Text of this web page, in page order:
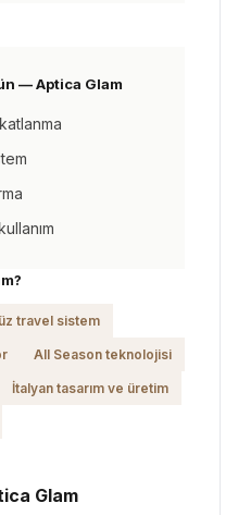
— Aptica Glam
travel sistem
All Season teknolojisi
İtalyan tasarım ve üretim
Glam